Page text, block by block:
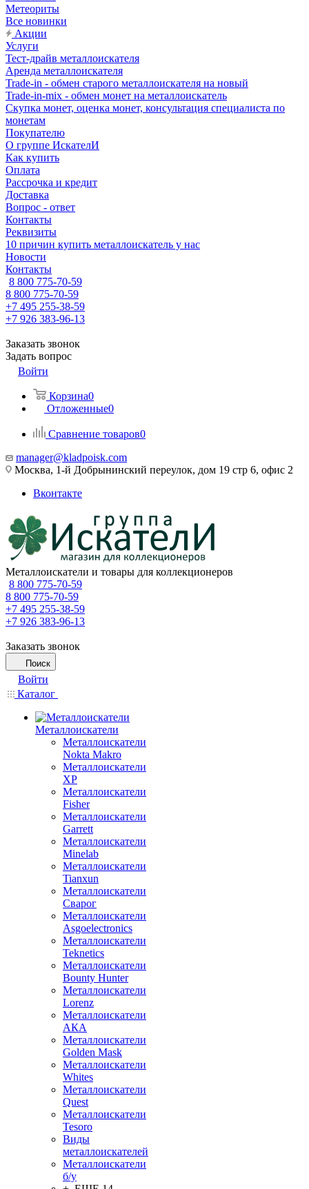
Метеориты
Все новинки
Акции
Услуги
Тест-драйв металлоискателя
Аренда металлоискателя
Trade-in - обмен старого металлоискателя на новый
Trade-in-mix - обмен монет на металлоискатель
Скупка монет, оценка монет, консультация специалиста по
монетам
Покупателю
О группе ИскателИ
Как купить
Оплата
Рассрочка и кредит
Доставка
Вопрос - ответ
Контакты
Реквизиты
10 причин купить металлоискатель у нас
Новости
Контакты
8 800 775-70-59
8 800 775-70-59
+7 495 255-38-59
+7 926 383-96-13
Заказать звонок
Задать вопрос
Войти
Корзина0
Отложенные0
Сравнение товаров0
manager@kladpoisk.com
Москва, 1-й Добрынинский переулок, дом 19 стр 6, офис 2
Вконтакте
Металлоискатели и товары для коллекционеров
8 800 775-70-59
8 800 775-70-59
+7 495 255-38-59
+7 926 383-96-13
Заказать звонок
Поиск
Войти
Каталог
Металлоискатели
Металлоискатели
Nokta Makro
Металлоискатели
XP
Металлоискатели
Fisher
Металлоискатели
Garrett
Металлоискатели
Minelab
Металлоискатели
Tianxun
Металлоискатели
Сварог
Металлоискатели
Asgoelectronics
Металлоискатели
Teknetics
Металлоискатели
Bounty Hunter
Металлоискатели
Lorenz
Металлоискатели
АКА
Металлоискатели
Golden Mask
Металлоискатели
Whites
Металлоискатели
Quest
Металлоискатели
Tesoro
Виды
металлоискателей
Металлоискатели
б/у